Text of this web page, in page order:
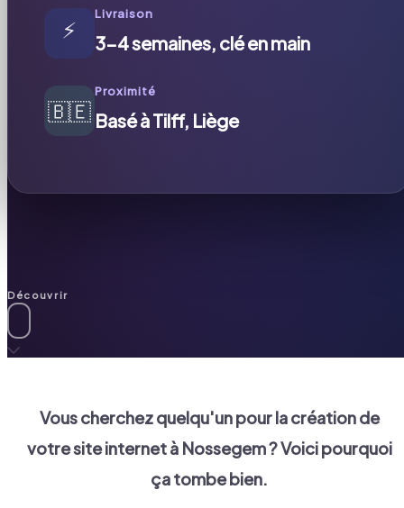
⚡
Livraison
3-4 semaines, clé en main
🇧🇪
Proximité
Basé à Tilff, Liège
Découvrir
Vous cherchez quelqu'un pour la création de
votre site internet à Nossegem? Voici pourquoi
ça tombe bien.